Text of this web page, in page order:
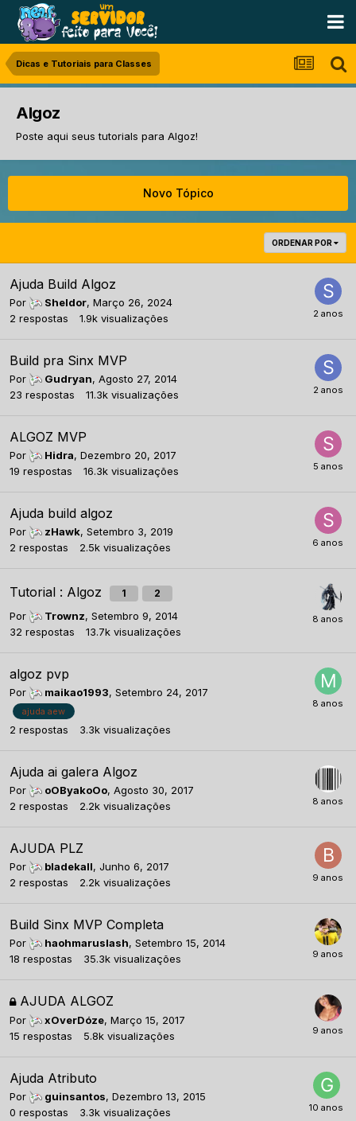
Dicas e Tutoriais para Classes
Algoz
Poste aqui seus tutorials para Algoz!
Novo Tópico
ORDENAR POR
Ajuda Build Algoz
Por Sheldor, Março 26, 2024
2 respostas 1.9k visualizações
Build pra Sinx MVP
Por Gudryan, Agosto 27, 2014
23 respostas 11.3k visualizações
ALGOZ MVP
Por Hidra, Dezembro 20, 2017
19 respostas 16.3k visualizações
Ajuda build algoz
Por zHawk, Setembro 3, 2019
2 respostas 2.5k visualizações
Tutorial : Algoz 1 2
Por Trownz, Setembro 9, 2014
32 respostas 13.7k visualizações
algoz pvp
Por maikao1993, Setembro 24, 2017
ajuda aew
2 respostas 3.3k visualizações
Ajuda ai galera Algoz
Por oOByakoOo, Agosto 30, 2017
2 respostas 2.2k visualizações
AJUDA PLZ
Por bladekall, Junho 6, 2017
2 respostas 2.2k visualizações
Build Sinx MVP Completa
Por haohmaruslash, Setembro 15, 2014
18 respostas 35.3k visualizações
AJUDA ALGOZ
Por xOverDóze, Março 15, 2017
15 respostas 5.8k visualizações
Ajuda Atributo
Por guinsantos, Dezembro 13, 2015
0 respostas 3.3k visualizações